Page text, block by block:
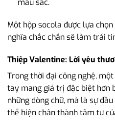
màu sắc.
Một hộp socola được lựa
nghĩa chắc chắn sẽ làm trái
Thiệp Valentine: Lời yêu
Trong thời đại công nghệ,
tay mang giá trị đặc biệt hơn
những dòng chữ, mà là sự
thể hiện chân thành tâm tư